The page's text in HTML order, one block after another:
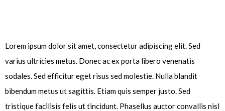
Lorem ipsum dolor sit amet, consectetur adipiscing elit. Sed
varius ultricies metus. Donec ac ex porta libero venenatis
sodales. Sed efficitur eget risus sed molestie. Nulla blandit
bibendum metus ut sagittis. Etiam quis semper justo. Sed
tristique facilisis felis ut tincidunt. Phasellus auctor convallis nisl